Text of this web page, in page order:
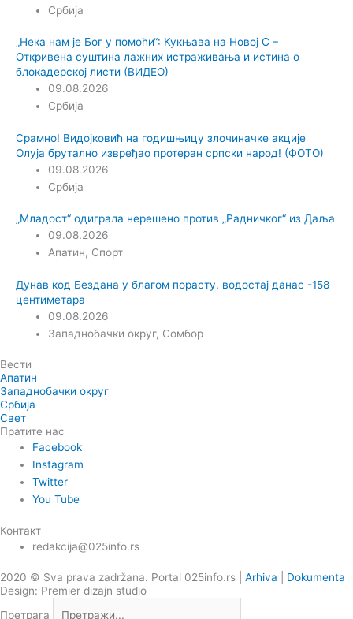
Србија
„Нека нам је Бог у помоћи“: Кукњава на Новој С –
Откривена суштина лажних истраживања и истина о
блокадерској листи (ВИДЕО)
09.08.2026
Србија
Срамно! Видојковић на годишњицу злочиначке акције
Олуја брутално извређао протеран српски народ! (ФОТО)
09.08.2026
Србија
„Младост“ одиграла нерешено против „Радничког“ из Даља
09.08.2026
Апатин, Спорт
Дунав код Бездана у благом порасту, водостај данас -158
центиметара
09.08.2026
Западнобачки округ, Сомбор
Вести
Апатин
Западнобачки округ
Србија
Свет
Пратите нас
Facebook
Instagram
Twitter
You Tube
Контакт
redakcija@025info.rs
2020 © Sva prava zadržana. Portal 025info.rs | Arhiva
Dokumenta
Design: Premier dizajn studio
Претрага